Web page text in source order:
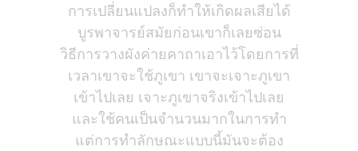
การเปลี่ยนแปลงก็ทำให้เกิดผลเสียได้
บูรพาจารย์สมัยก่อนเขาก็เลยซ่อน
วิธีการวางผังค่ายคาถาเอาไว้โดยการที่
เวลาเขาจะใช้ภูเขา เขาจะเจาะภูเขา
เข้าไปเลย เจาะภูเขาจริงเข้าไปเลย
และใช้คนเป็นจำนวนมากในการทำ
แต่การทำลักษณะแบบนี้มันจะต้อง